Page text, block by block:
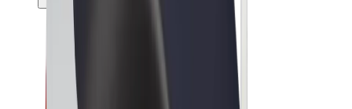
Viajes
Bolt Market
Bolt Food